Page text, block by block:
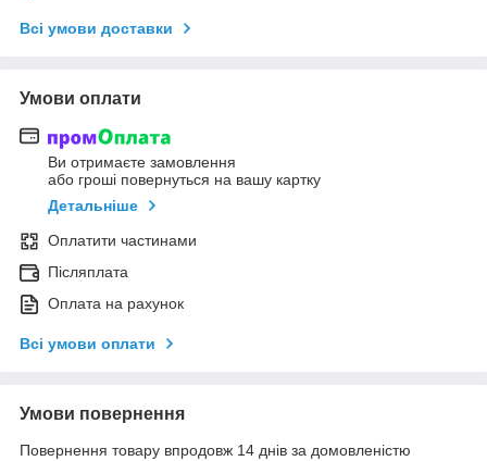
Всі умови доставки
Умови оплати
Ви отримаєте замовлення
або гроші повернуться на вашу картку
Детальніше
Оплатити частинами
Післяплата
Оплата на рахунок
Всі умови оплати
Умови повернення
Повернення товару впродовж 14 днів за домовленістю